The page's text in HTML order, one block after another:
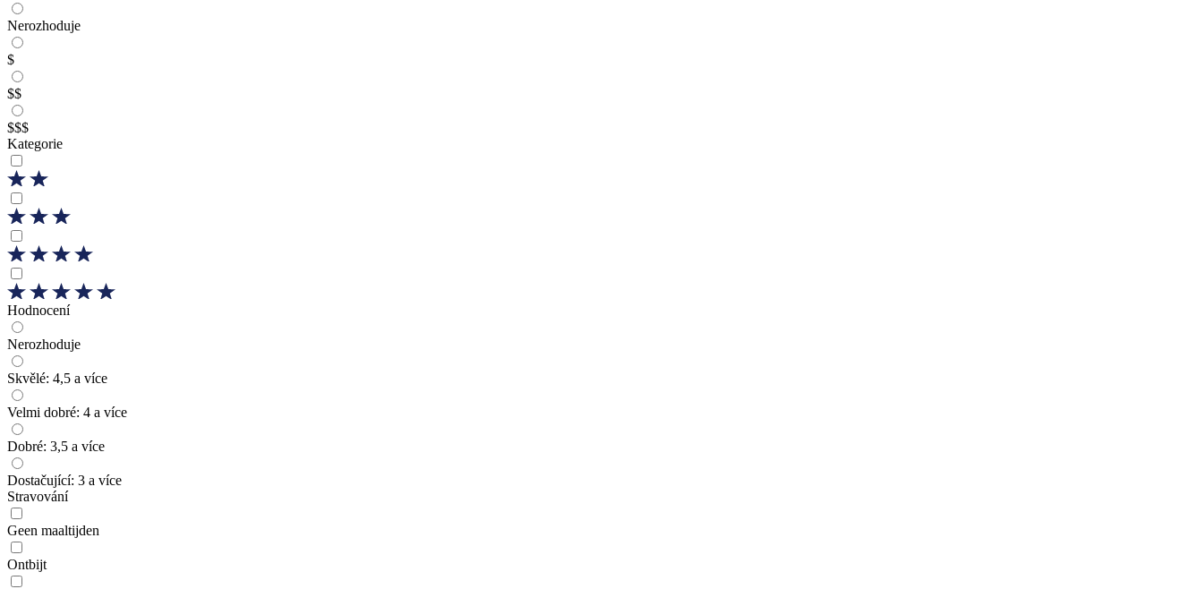
Nerozhoduje
$
$$
$$$
Kategorie
Hodnocení
Nerozhoduje
Skvělé: 4,5 a více
Velmi dobré: 4 a více
Dobré: 3,5 a více
Dostačující: 3 a více
Stravování
Geen maaltijden
Ontbijt